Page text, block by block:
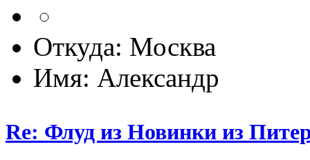
Откуда: Москва
Имя: Александр
Re: Флуд из Новинки из